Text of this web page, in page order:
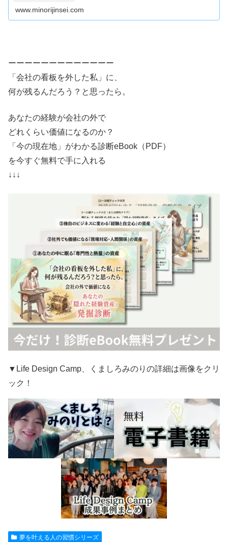
www.minorijinsei.com
ーーーーーーーーーーーーー
「会社の看板を外した私」に、
何が残るんだろう？と思ったら。
あなたの経験が会社の外で
どれくらい価値になるのか？
「今の現在地」がわかる診断eBook（PDF）
を今すぐ無料で手に入れる
↓↓↓
▼Life Design Camp、くましろみのりの詳細は画像をクリ
ック！
夢を叶える人の習慣シリーズ